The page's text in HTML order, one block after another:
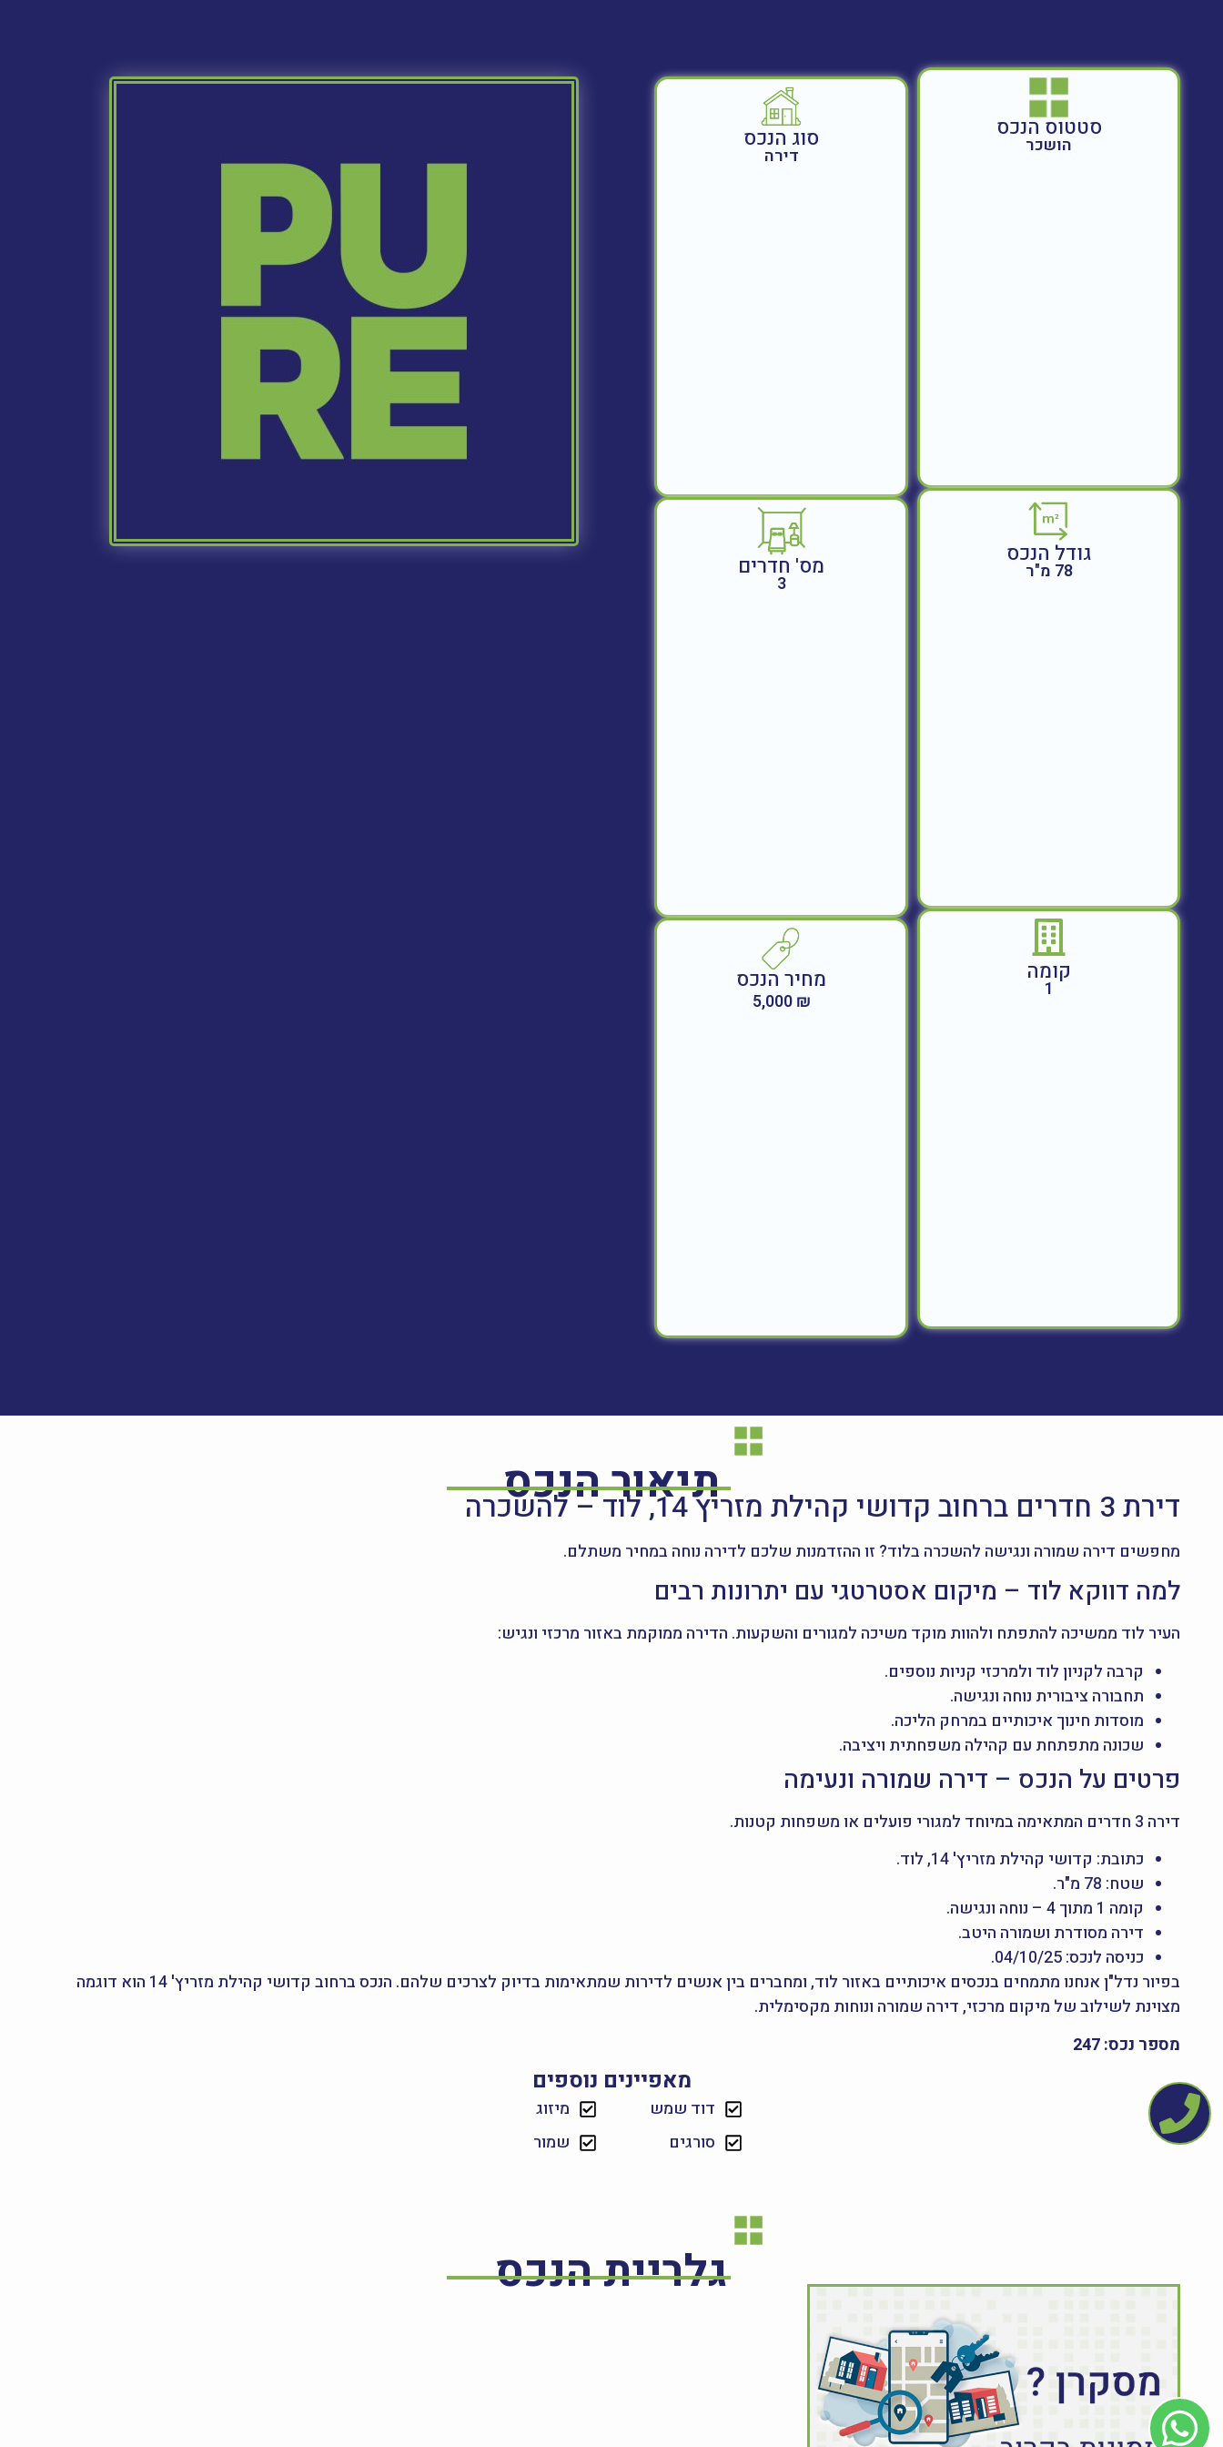
סטטוס הנכס
הושכר
גודל הנכס
78 מ"ר
קומה
1
סוג הנכס
דירה
מס' חדרים
3
מחיר הנכס
₪ 5,000
תיאור הנכס דירת 3 חדרים ברחוב קדושי קהילת מזריץ 14, לוד – להשכרה
מחפשים דירה שמורה ונגישה להשכרה בלוד? זו ההזדמנות שלכם לדירה נוחה במחיר משתלם.
למה דווקא לוד – מיקום אסטרטגי עם יתרונות רבים
העיר לוד ממשיכה להתפתח ולהוות מוקד משיכה למגורים והשקעות. הדירה ממוקמת באזור מרכזי ונגיש:
קרבה לקניון לוד ולמרכזי קניות נוספים.
תחבורה ציבורית נוחה ונגישה.
מוסדות חינוך איכותיים במרחק הליכה.
שכונה מתפתחת עם קהילה משפחתית ויציבה.
פרטים על הנכס – דירה שמורה ונעימה
דירה 3 חדרים המתאימה במיוחד למגורי פועלים או משפחות קטנות.
כתובת: קדושי קהילת מזריץ' 14, לוד.
שטח: 78 מ"ר.
קומה 1 מתוך 4 – נוחה ונגישה.
דירה מסודרת ושמורה היטב.
כניסה לנכס: 04/10/25.
בפיור נדל"ן אנחנו מתמחים בנכסים איכותיים באזור לוד, ומחברים בין אנשים לדירות שמתאימות בדיוק לצרכים שלהם. הנכס ברחוב קדושי קהילת מזריץ' 14 הוא דוגמה
מצוינת לשילוב של מיקום מרכזי, דירה שמורה ונוחות מקסימלית.
מספר נכס: 247
מאפיינים נוספים
דוד שמש
מיזוג
סורגים
שמור
גלריית הנכס